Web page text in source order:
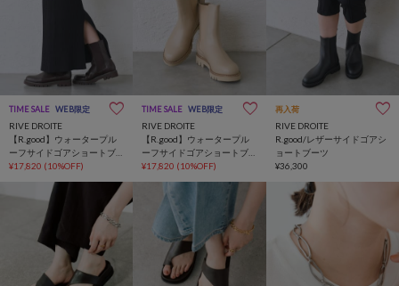
TIME SALE WEB限定
RIVE DROITE
【R.good】ウォータープル
ーフサイドゴアショートブ
ーツ【晴雨兼用/5サイズ展
¥17,820 (10%OFF)
TIME SALE WEB限定
RIVE DROITE
【R.good】ウォータープル
ーフサイドゴアショートブ
ーツ【晴雨兼用/5サイズ展
¥17,820 (10%OFF)
再入荷
RIVE DROITE
R.good/レザーサイドゴアシ
ョートブーツ
¥36,300